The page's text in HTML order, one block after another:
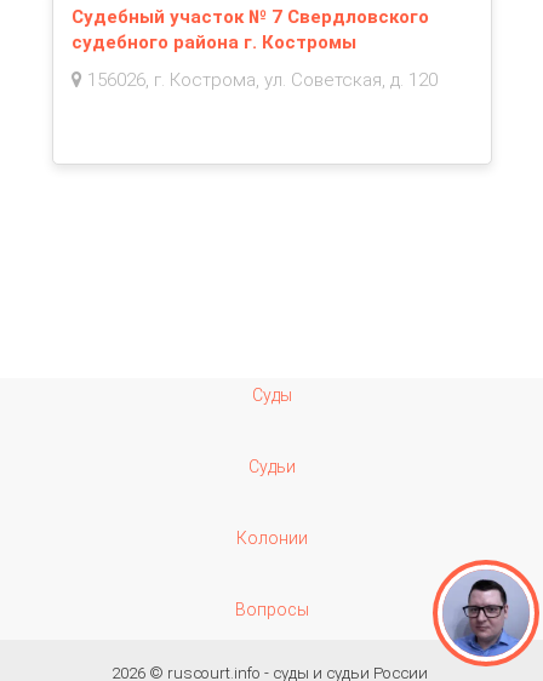
Судебный участок № 7 Свердловского
судебного района г. Костромы
156026, г. Кострома, ул. Советская, д. 120
Суды
Судьи
Колонии
Вопросы
2026 © ruscourt.info - суды и судьи России